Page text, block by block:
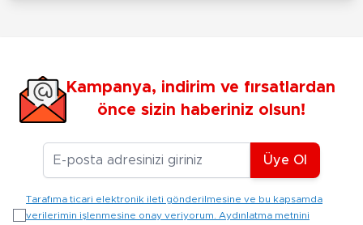
Kampanya, indirim ve fırsatlardan
önce sizin haberiniz olsun!
E-posta Adresiniz
Üye Ol
Tarafıma ticari elektronik ileti gönderilmesine ve bu kapsamda
verilerimin işlenmesine onay veriyorum. Aydınlatma metnini